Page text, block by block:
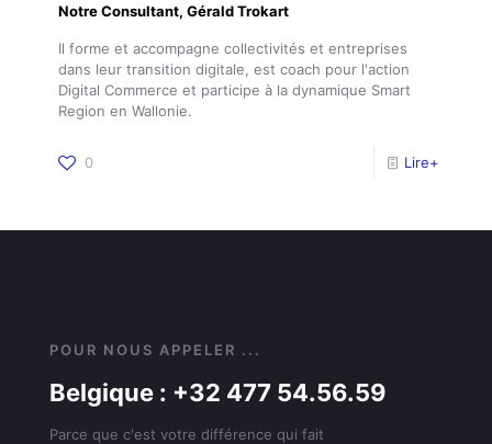
Notre Consultant, Gérald Trokart
Il forme et accompagne collectivités et entreprises
dans leur transition digitale, est coach pour l'action
Digital Commerce et participe à la dynamique Smart
Region en Wallonie.
0 Lire+
POUR NOUS APPELER ...
Belgique : +32 477 54.56.59
Parce que c'est votre différence qui fait